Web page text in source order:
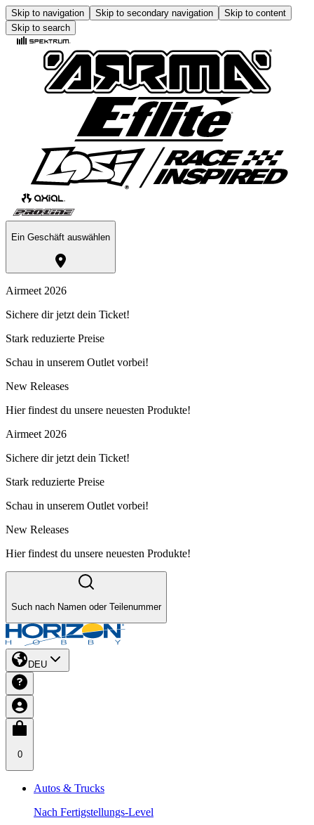
Skip to navigation Skip to secondary navigation
Skip to content
Skip to search
Ein Geschäft auswählen
Airmeet 2026
Sichere dir jetzt dein Ticket!
Stark reduzierte Preise
Schau in unserem Outlet vorbei!
New Releases
Hier findest du unsere neuesten Produkte!
Airmeet 2026
Sichere dir jetzt dein Ticket!
Stark reduzierte Preise
Schau in unserem Outlet vorbei!
New Releases
Hier findest du unsere neuesten Produkte!
Such nach Namen oder Teilenummer
DEU
0
Autos & Trucks
Nach Fertigstellungs-Level